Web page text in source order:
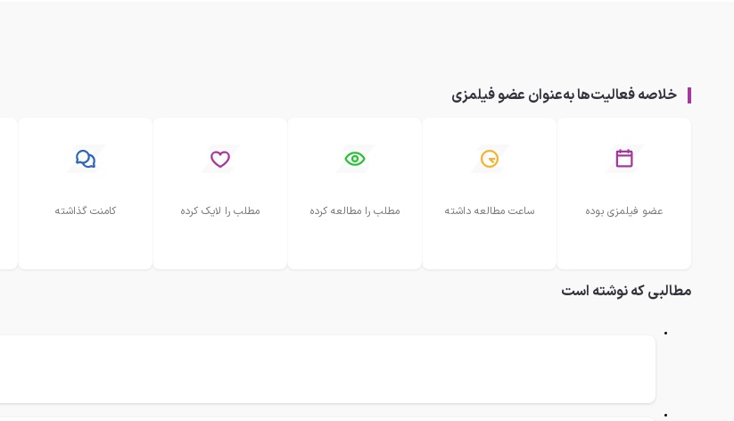
خلاصه فعالیت‌ها به‌عنوان عضو فیلمزی
عضو فیلمزی بوده ساعت مطالعه داشته مطلب را مطالعه کرده مطلب را لایک کرده کامنت گذاشته
مطالبی که نوشته است